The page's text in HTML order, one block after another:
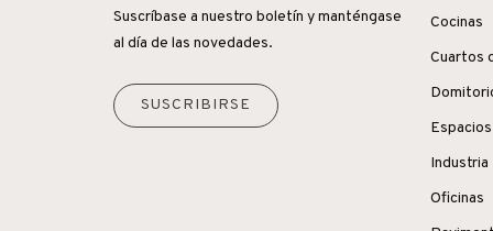
Suscríbase a nuestro boletín y manténgase
al día de las novedades.
SUSCRIBIRSE
Cocinas
Cuartos
Industria
Oficinas